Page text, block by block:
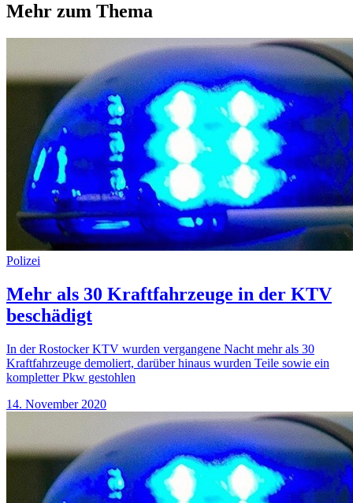
Mehr zum Thema
Polizei
Mehr als 30 Kraftfahrzeuge in der KTV
beschädigt
In der Rostocker KTV wurden vergangene Nacht mehr als 30
Kraftfahrzeuge demoliert, darüber hinaus wurden Teile sowie ein
kompletter Pkw gestohlen
14. November 2020